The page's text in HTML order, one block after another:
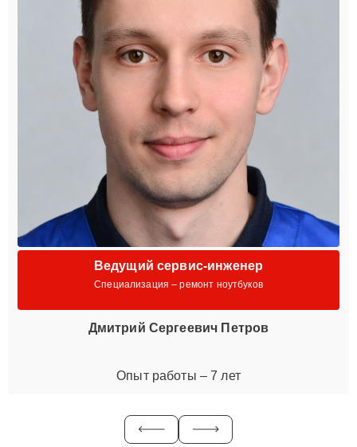
Ведущий сервис-инженер
Специализация – ремонт ноутбуков
Дмитрий Сергеевич Петров
Опыт работы – 7 лет